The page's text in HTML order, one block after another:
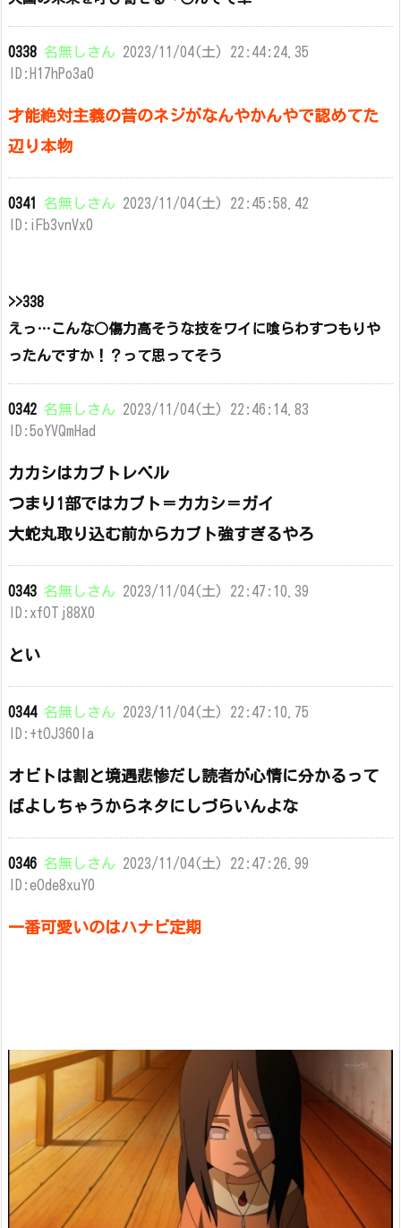
0338 名無しさん 2023/11/04(土) 22:44:24.35
ID:H17hPo3a0
才能絶対主義の昔のネジがなんやかんやで認めてた
辺り本物
0341 名無しさん 2023/11/04(土) 22:45:58.42
ID:iFb3vnVx0
>>338
えっ…こんな○傷力高そうな技をワイに喰らわすつもりや
ったんですか！？って思ってそう
0342 名無しさん 2023/11/04(土) 22:46:14.83
ID:5oYVQmHad
カカシはカブトレベル
つまり1部ではカブト＝カカシ＝ガイ
大蛇丸取り込む前からカブト強すぎるやろ
0343 名無しさん 2023/11/04(土) 22:47:10.39
ID:xfOTj88X0
とい
0344 名無しさん 2023/11/04(土) 22:47:10.75
ID:+tOJ360Ia
オビトは割と境遇悲惨だし読者が心情に分かるって
ばよしちゃうからネタにしづらいんよな
0346 名無しさん 2023/11/04(土) 22:47:26.99
ID:eOde8xuY0
一番可愛いのはハナビ定期